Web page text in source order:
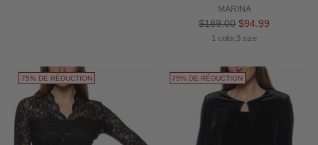
MARINA
Prix
normal
$189.00 $94.99
1 color,3 size
75% DE RÉDUCTION 75% DE RÉDUCTION